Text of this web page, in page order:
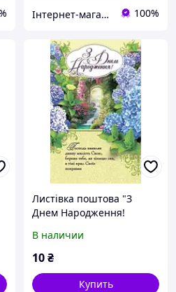
Інтернет-магазин Християнської книги 100%
Листівка поштова "З
Днем Народження!
милість Свою..."
В наличии
10₴
Купить